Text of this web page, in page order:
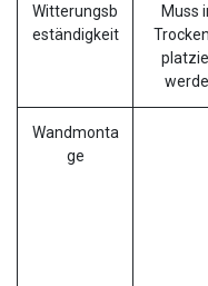
Witterungsb
eständigkeit
Muss
Wandmonta
ge